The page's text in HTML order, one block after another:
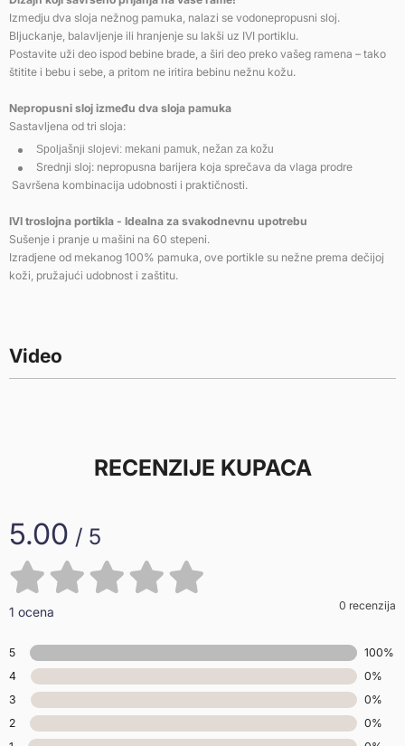
Izmedju dva sloja nežnog pamuka, nalazi se vodonepropusni sloj.
Bljuckanje, balavljenje ili hranjenje su lakši uz IVI portiklu.
Postavite uži deo ispod bebine brade, a širi deo preko vašeg ramena – tako
štitite i bebu i sebe, a pritom ne iritira bebinu nežnu kožu.
Nepropusni sloj između dva sloja pamuka
Sastavljena od tri sloja:
Spoljašnji slojevi: mekani pamuk, nežan za kožu
Srednji sloj: nepropusna barijera koja sprečava da vlaga prodre
Savršena kombinacija udobnosti i praktičnosti.
IVI troslojna portikla - Idealna za svakodnevnu upotrebu
Sušenje i pranje u mašini na 60 stepeni.
Izradjene od mekanog 100% pamuka, ove portikle su nežne prema dečijoj
koži, pružajući udobnost i zaštitu.
Video
RECENZIJE KUPACA
5.00 / 5
1 ocena 0 recenzija
5
100%
4
0%
3
0%
2
0%